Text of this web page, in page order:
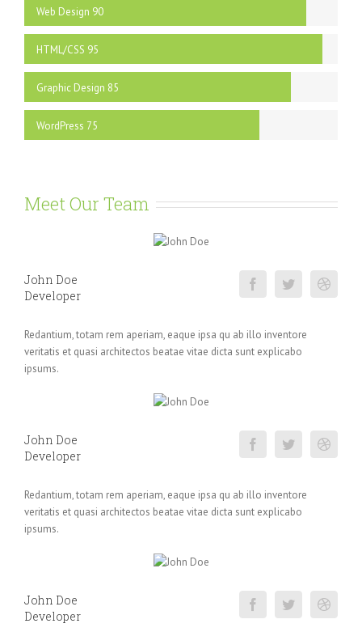
Web Design 90
HTML/CSS 95
Graphic Design 85
WordPress 75
Meet Our Team
John Doe
Developer
Redantium, totam rem aperiam, eaque ipsa qu ab illo inventore
veritatis et quasi architectos beatae vitae dicta sunt explicabo
ipsums.
John Doe
Developer
Redantium, totam rem aperiam, eaque ipsa qu ab illo inventore
veritatis et quasi architectos beatae vitae dicta sunt explicabo
ipsums.
John Doe
Developer